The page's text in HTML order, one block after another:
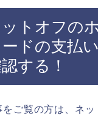
トオフの
ドの支払
する！
ご覧の方は、ネ